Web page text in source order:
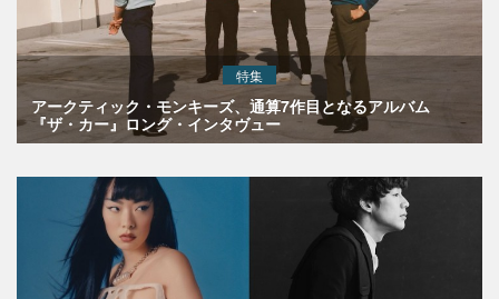
特集
アークティック・モンキーズ、通算7作目となるアルバム
『ザ・カー』ロング・インタヴュー